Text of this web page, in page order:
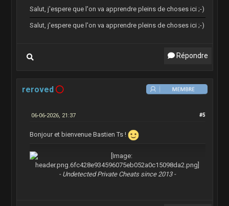
Salut, j'espere que l'on va apprendre pleins de choses ici ;-)
Salut, j'espere que l'on va apprendre pleins de choses ici ;-)
Répondre
reroved
#5
06-06-2026, 21:37
Bonjour et bienvenue Bastien Ts !
- Undetected Private Cheats since 2013 -